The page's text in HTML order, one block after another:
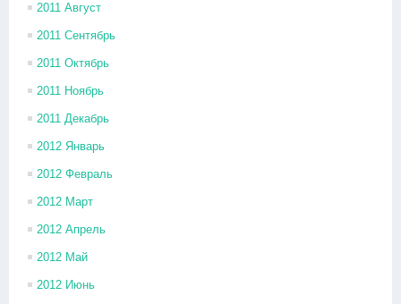
2011 Август
2011 Сентябрь
2011 Октябрь
2011 Ноябрь
2011 Декабрь
2012 Январь
2012 Февраль
2012 Март
2012 Апрель
2012 Май
2012 Июнь